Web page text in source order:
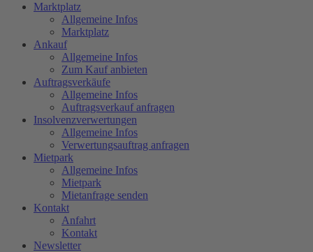
Marktplatz
Allgemeine Infos
Marktplatz
Ankauf
Allgemeine Infos
Zum Kauf anbieten
Auftragsverkäufe
Allgemeine Infos
Auftragsverkauf anfragen
Insolvenzverwertungen
Allgemeine Infos
Verwertungsauftrag anfragen
Mietpark
Allgemeine Infos
Mietpark
Mietanfrage senden
Kontakt
Anfahrt
Kontakt
Newsletter